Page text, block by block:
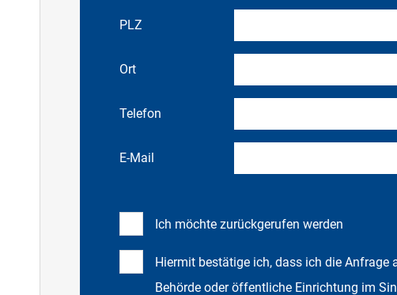
PLZ
Ort
Telefon
E-Mail
Ich möchte zurückgerufen werden
Hiermit bestätige ich, dass ich die Anfrage
Behörde oder öffentliche Einrichtung im